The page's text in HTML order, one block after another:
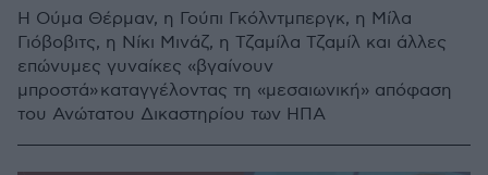
Η Ούμα Θέρμαν, η Γούπι Γκόλντμπεργκ, η Μίλα
Γιόβοβιτς, η Νίκι Μινάζ, η Τζαμίλα Τζαμίλ και άλλες
επώνυμες γυναίκες «βγαίνουν
μπροστά» καταγγέλοντας τη «μεσαιωνική» απόφαση
του Ανώτατου Δικαστηρίου των ΗΠΑ